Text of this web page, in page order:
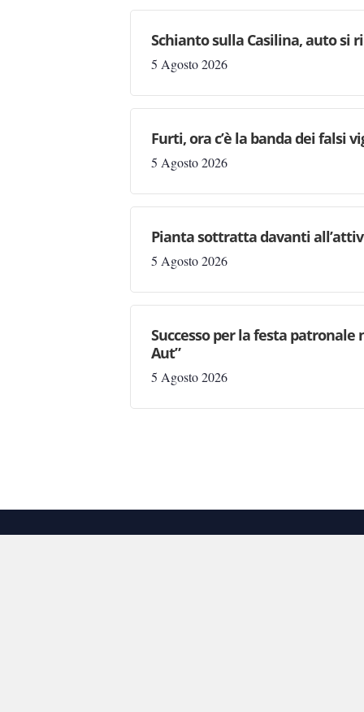
Schianto sulla Casilina, auto si
5 Agosto 2026
Furti, ora c’è la banda dei falsi
5 Agosto 2026
Pianta sottratta davanti
5 Agosto 2026
Successo per la festa
Aut”
5 Agosto 2026